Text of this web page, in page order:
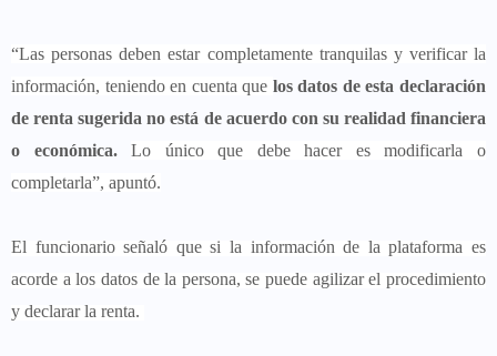
“Las personas deben estar completamente tranquilas y verificar la
información, teniendo en cuenta que los datos de esta declaración
de renta sugerida no está de acuerdo con su realidad financiera
o económica.Lo único que debe hacer es modificarla o
completarla”, apuntó.
El funcionario señaló que si la información de la plataforma es
acorde a los datos de la persona, se puede agilizar el procedimiento
y declarar la renta.